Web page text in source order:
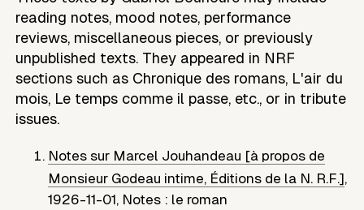
reading notes, mood notes, performance
reviews, miscellaneous pieces, or previously
unpublished texts. They appeared in NRF
sections such as Chronique des romans, L'air du
mois, Le temps comme il passe, etc., or in tribute
issues.
Notes sur Marcel Jouhandeau [à propos de
Monsieur Godeau intime, Éditions de la N. R.F.],
1926-11-01, Notes : le roman